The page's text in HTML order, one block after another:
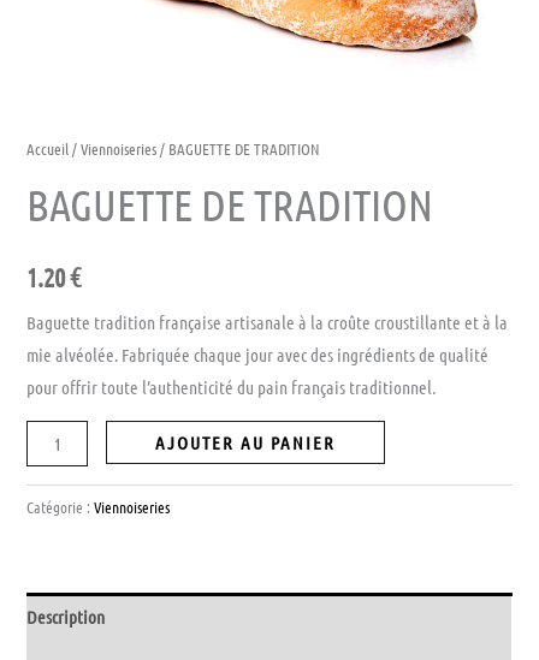
Accueil/Viennoiseries/ BAGUETTE DE TRADITION
BAGUETTE DE TRADITION
1.20€
Baguette tradition française artisanale à la croûte croustillante et à la
mie alvéolée. Fabriquée chaque jour avec des ingrédients de qualité
pour offrir toute l’authenticité du pain français traditionnel.
AJOUTER AU PANIER
Catégorie :Viennoiseries
Description